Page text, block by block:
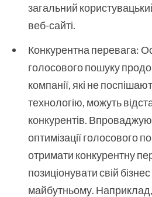
загальний
веб-сайті.
Конкурентна перевага:
голосового пошуку
компанії, які не
технологію, можуть
конкурентів.
оптимізації голосового
отримати конкурентну
позиціонувати свій
майбутньому.